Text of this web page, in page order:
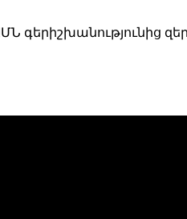
գերիշխանությունից